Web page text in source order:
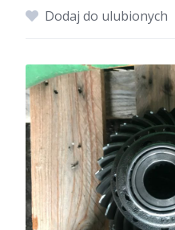
Dodaj do ulubionych